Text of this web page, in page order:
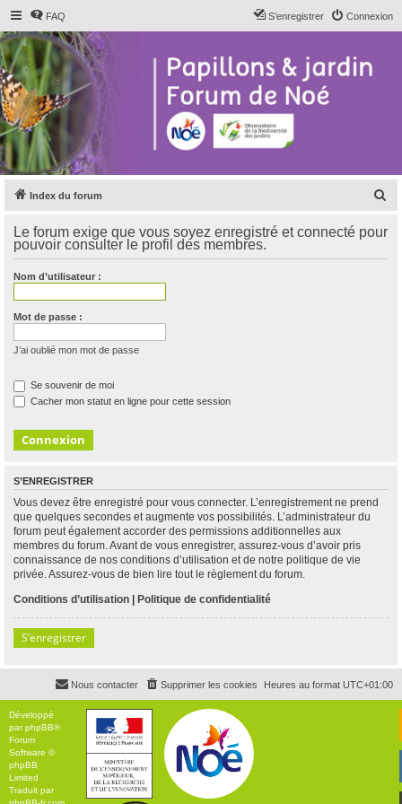
FAQ Connexion
S’enregistrer
Index du forum
h
Le forum exige que vous soyez enregistré et connecté pour
pouvoir consulter le profil des membres.
Nom d’utilisateur :
Mot de passe :
J’ai oublié mon mot de passe
Se souvenir de moi
Cacher mon statut en ligne pour cette session
S’ENREGISTRER
Vous devez être enregistré pour vous connecter. L’enregistrement ne prend
que quelques secondes et augmente vos possibilités. L’administrateur du
forum peut également accorder des permissions additionnelles aux
membres du forum. Avant de vous enregistrer, assurez-vous d’avoir pris
connaissance de nos conditions d’utilisation et de notre politique de vie
privée. Assurez-vous de bien lire tout le règlement du forum.
Conditions d’utilisation | Politique de confidentialité
S’enregistrer
Heures au format UTC+01:00
Supprimer les cookies
Nous contacter
Développé
parphpBB®
Forum
Software ©
phpBB
Limited
Traduit par